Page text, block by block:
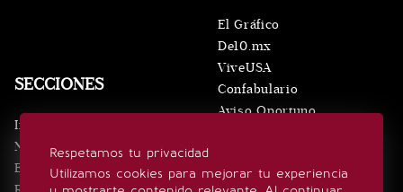
Respetamos tu privacidad
Utilizamos cookies para mejorar tu experiencia
SECCIONES
Inicio
Noticias
Eventos
El Gráfico
De10.mx
ViveUSA
Confabulario
Aviso Oportuno